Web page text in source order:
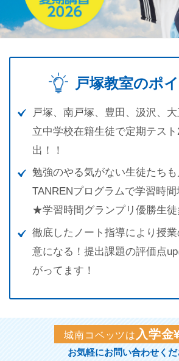
戸塚教室のポ
戸塚、南戸塚、豊田、汲沢、
立中学校在籍生徒で定期テス
出！！
勉強のやる気がない生徒たち
TANRENプログラムで学習時間
★学習時間グランプリ優勝生
徹底したノート指導により授
意になる！提出課題の評価点
がってます！
城南コベッツは 入学金
お気軽にお問い合わせくだ